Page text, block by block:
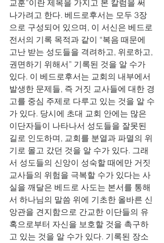
교훈”이란 제목을 가지고 본 칼럼을 써
나가려고 한다. 베드로후서는 모두 3장
으로 구성되어 있으며, 이 서신은 베드로
전서의 기록 목적과 같이 “복음 때문에
고난 받는 성도들을 격려하고, 위로하고,
권면하기 위해서” 기록된 것을 알 수가
있다. 이 베드로후서는 교회의 내부에서
발생한 문제들, 즉 거짓 교사들에 대한 경
고를 중심 주제로 다루고 있는 것을 알 수
가 있다. 당시에 초대 교회 안에는 많은
이단자들이 나타나서 성도들을 잘못된
길로 인도하며, 교회를 분열과 파멸의 위
기로 몰고 갔던 것을 알 수가 있다. 그래
서 성도들의 신앙이 성숙할 때에만 거짓
교사들의 위험을 극복할 수가 있다는 사
실을 깨달은 베드로 사도는 본서를 통해
서 하나님의 말씀 위에 기초한 올바른 신
앙관을 견지함으로 간교한 이단들의 유
혹으로부터 자신을 보호할 것을 촉구하
고 있는 것을 알 수가 있다. 기록된 장소